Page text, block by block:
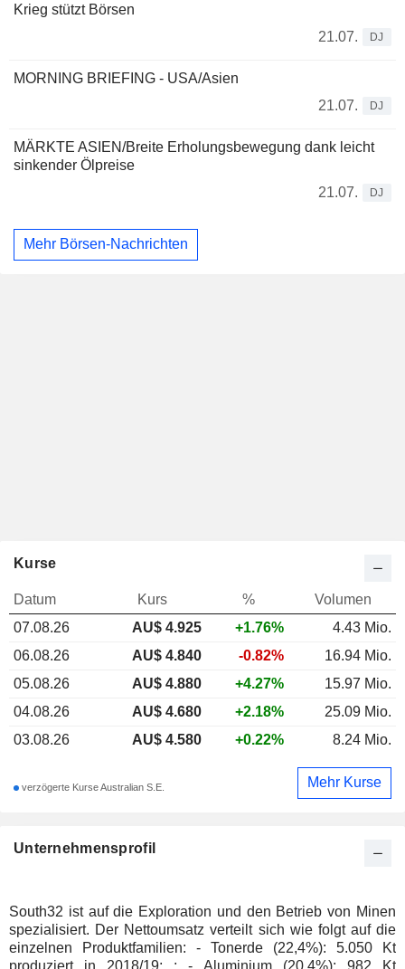
Krieg stützt Börsen
21.07.
DJ
MORNING BRIEFING - USA/Asien
21.07.
DJ
MÄRKTE ASIEN/Breite Erholungsbewegung dank leicht
sinkender Ölpreise
21.07.
DJ
Mehr Börsen-Nachrichten
Unternehmensprofil
South32 ist auf die Exploration und den Betrieb von Minen
spezialisiert. Der Nettoumsatz verteilt sich wie folgt auf die
einzelnen Produktfamilien: - Tonerde (22,4%): 5.050 Kt
produziert in 2018/19; ; - Aluminium (20,4%): 982 Kt
Kurse
Datum Kurs %
Volumen
07.08.26
AU$ 4.925 +1.76%
4.43 Mio.
06.08.26
AU$ 4.840 -0.82%
16.94 Mio.
05.08.26
AU$ 4.880 +4.27%
15.97 Mio.
04.08.26
AU$ 4.680 +2.18%
25.09 Mio.
03.08.26
AU$ 4.580 +0.22% 8.24 Mio.
verzögerte Kurse Australian S.E. Mehr Kurse